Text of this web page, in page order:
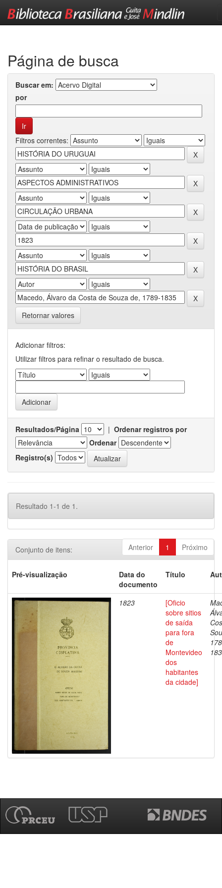
Página de busca
Buscar em:
por
Filtros correntes:
Retornar valores
Adicionar filtros:
Utilizar filtros para refinar o resultado de busca.
Resultados/Página | Ordenar registros por
Ordenar
Registro(s)
Resultado 1-1 de 1.
Anterior 1 Próximo
Conjunto de itens:
Pré-visualização
Data do
documento
Título
1823
[Oficio
sobre sitios
de saída
para fora
de
Montevideo
dos
habitantes
da cidade]